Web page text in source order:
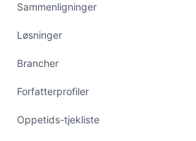
Sammenligninger
Løsninger
Brancher
Forfatterprofiler
Oppetids-tjekliste